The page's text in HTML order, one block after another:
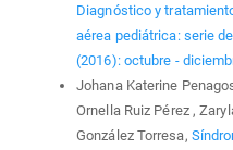
Diagnóstico y
aérea pediátrica: serie
(2016): octubre -
Johana Katerine
Ornella Ruiz Pérez ,
González Torresa,